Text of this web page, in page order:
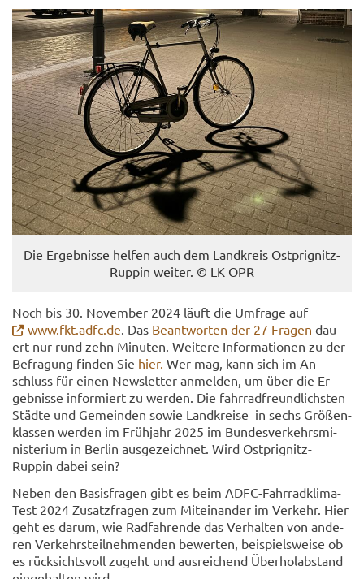
Die Er­geb­nis­se hel­fen auch dem Land­kreis Ostprignitz-​
Ruppin wei­ter. © LK OPR
Noch bis 30. No­vem­ber 2024 läuft die Um­fra­ge auf
www.fkt.adfc.de . Das Be­ant­wor­ten der 27 Fra­gen dau­
ert nur rund zehn Mi­nu­ten. Wei­te­re In­for­ma­tio­nen zu der
Be­fra­gung fin­den Sie hier. Wer mag, kann sich im An­
schluss für einen News­let­ter an­mel­den, um über die Er­
geb­nis­se in­for­miert zu wer­den. Die fahr­rad­freund­lichs­ten
Städ­te und Ge­mein­den sowie Land­krei­se in sechs Grö­ßen­
klas­sen wer­den im Früh­jahr 2025 im Bun­des­ver­kehrs­mi­
nis­te­ri­um in Ber­lin aus­ge­zeich­net. Wird Ostprignitz-​
Ruppin dabei sein?
Neben den Ba­sis­fra­gen gibt es beim ADFC-​Fahrradklima-
Test 2024 Zu­satz­fra­gen zum Mit­ein­an­der im Ver­kehr. Hier
geht es darum, wie Rad­fah­ren­de das Ver­hal­ten von an­de­
ren Ver­kehrs­teil­neh­men­den be­wer­ten, bei­spiels­wei­se ob
es rück­sichts­voll zu­geht und aus­rei­chend Über­hol­ab­stand